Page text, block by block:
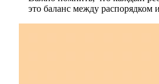
это баланс между распорядком